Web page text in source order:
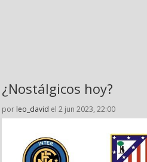
¿Nostálgicos hoy?
por leo_david el 2 jun 2023, 22:00